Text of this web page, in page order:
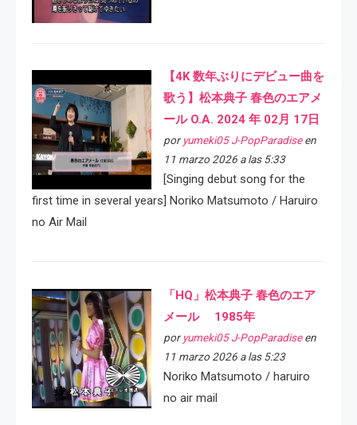
【4K 数年ぶりにデビュー曲を
歌う】松本典子 春色のエアメ
ール O.A. 2024 年 02月 17日
por yumeki05 J-PopParadiseen
11 marzo 2026 a las 5:33
[Singing debut song for the
first time in several years] Noriko Matsumoto / Haruiro
no Air Mail
「HQ」松本典子 春色のエア
メール 1985年
por yumeki05 J-PopParadiseen
11 marzo 2026 a las 5:23
Noriko Matsumoto / haruiro
no air mail